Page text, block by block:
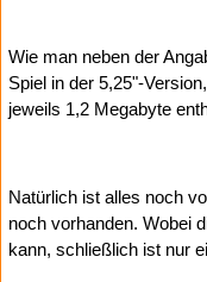
Wie man neben der
Spiel in der 5,25"-
jeweils 1,2 Megabyte
Natürlich ist alles noch
noch vorhanden. Wobei
kann, schließlich ist nur